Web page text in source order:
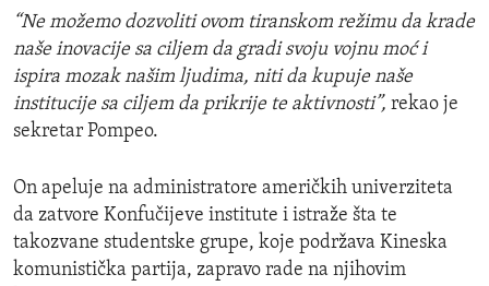
“Ne možemo dozvoliti ovom tiranskom režimu da krade
naše inovacije sa ciljem da gradi svoju vojnu moć i
ispira mozak našim ljudima, niti da kupuje naše
institucije sa ciljem da prikrije te aktivnosti”, rekao je
sekretar Pompeo.
On apeluje na administratore američkih univerziteta
da zatvore Konfučijeve institute i istraže šta te
takozvane studentske grupe, koje podržava Kineska
komunistička partija, zapravo rade na njihovim